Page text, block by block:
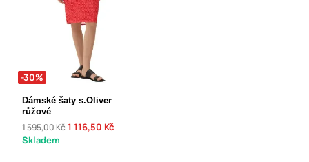
-30%
Dámské šaty s.Oliver
růžové
1 595,00 Kč1 116,50 Kč
Skladem